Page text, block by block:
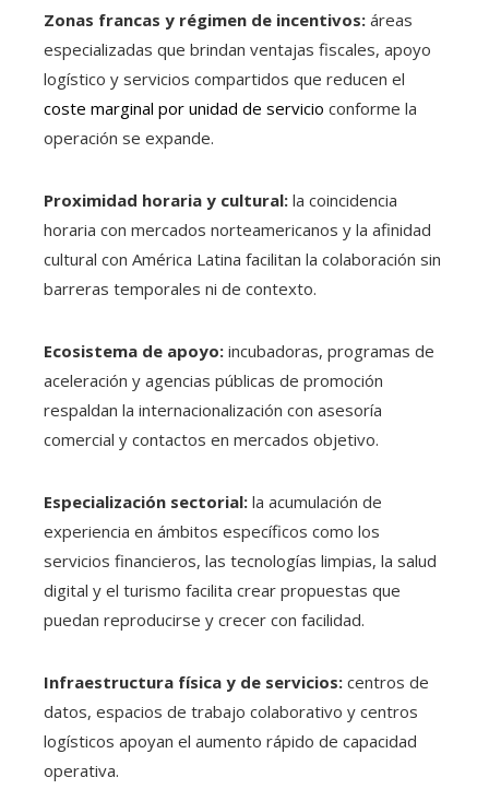
Zonas francas y régimen de incentivos: áreas
especializadas que brindan ventajas fiscales, apoyo
logístico y servicios compartidos que reducen el
coste marginal por unidad de servicio conforme la
operación se expande.
Proximidad horaria y cultural: la coincidencia
horaria con mercados norteamericanos y la afinidad
cultural con América Latina facilitan la colaboración sin
barreras temporales ni de contexto.
Ecosistema de apoyo: incubadoras, programas de
aceleración y agencias públicas de promoción
respaldan la internacionalización con asesoría
comercial y contactos en mercados objetivo.
Especialización sectorial: la acumulación de
experiencia en ámbitos específicos como los
servicios financieros, las tecnologías limpias, la salud
digital y el turismo facilita crear propuestas que
puedan reproducirse y crecer con facilidad.
Infraestructura física y de servicios: centros de
datos, espacios de trabajo colaborativo y centros
logísticos apoyan el aumento rápido de capacidad
operativa.